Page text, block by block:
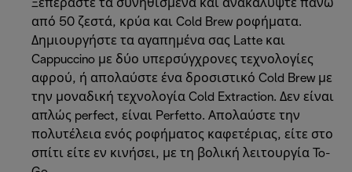
Ξεπεράστε τα συνηθισμένα και ανακαλύψτε πάνω
από 50 ζεστά, κρύα και Cold Brew ροφήματα.
Δημιουργήστε τα αγαπημένα σας Latte και
Cappuccino με δύο υπερσύγχρονες τεχνολογίες
αφρού, ή απολαύστε ένα δροσιστικό Cold Brew με
την μοναδική τεχνολογία Cold Extraction. Δεν είναι
απλώς perfect, είναι Perfetto. Απολαύστε την
πολυτέλεια ενός ροφήματος καφετέριας, είτε στο
σπίτι είτε εν κινήσει, με τη βολική λειτουργία To-